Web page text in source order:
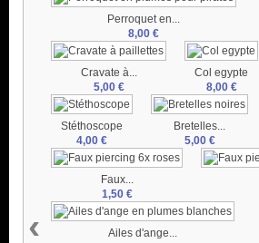
Perroquet en...
8,00 €
Cravate à...
5,00 €
Col egypte
8,00 €
Stéthoscope
4,00 €
Bretelles...
5,00 €
Faux...
1,50 €
Ailes d'ange...
‹